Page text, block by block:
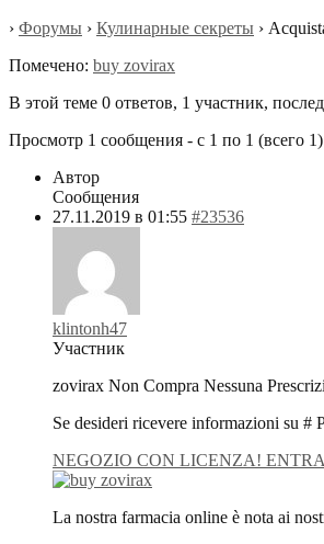
› Форумы › Кулинарные секреты ›
Помечено: buy zovirax
В этой теме 0 ответов, 1 участник,
Просмотр 1 сообщения - с 1 по 1 (всего 1)
Автор
Сообщения
27.11.2019 в 01:55 #23536
klintonh47
Участник
zovirax Non Compra Nessuna
Se desideri ricevere informazioni su #
NEGOZIO CON LICENZA!
La nostra farmacia online è nota ai